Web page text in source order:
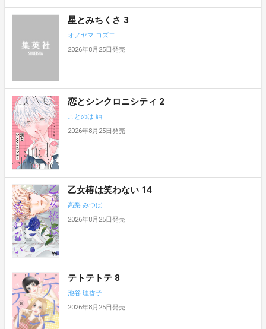
星とみちくさ 3
オノヤマ コズエ
2026年8月25日発売
恋とシンクロニシティ 2
ことのは 紬
2026年8月25日発売
乙女椿は笑わない 14
高梨 みつば
2026年8月25日発売
テトテトテ 8
池谷 理香子
2026年8月25日発売